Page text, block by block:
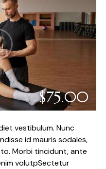
$75.00
vestibulum. Nunc
id mauris sodales,
Morbi tincidunt, ante
volutpSectetur